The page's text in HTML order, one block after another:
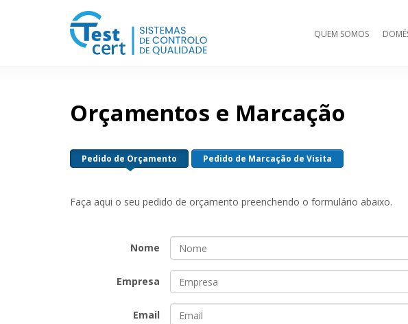
QUEM SOMOS
Orçamentos e Marcação
Pedido de Orçamento Pedido de Marcação de Visita
Faça aqui o seu pedido de orçamento preenchendo o formulário abaixo.
Nome
Empresa
Email